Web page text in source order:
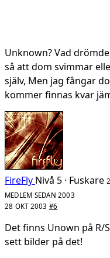
Unknown? Vad
så att dom svimmar
själv, Men jag fångar
kommer finnas kvar
FireFly Nivå 5 · Fuskare
MEDLEM SEDAN 2003
28 OKT 2003 #6
Det finns Unown på R/
sett bilder på det!